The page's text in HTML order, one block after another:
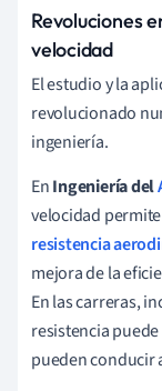
Revoluciones
velocidad
El estudio y la
revolucionado
ingeniería.
EnIngeniería del
velocidad
resistencia
mejora de la
En las carreras,
resistencia
pueden conducir